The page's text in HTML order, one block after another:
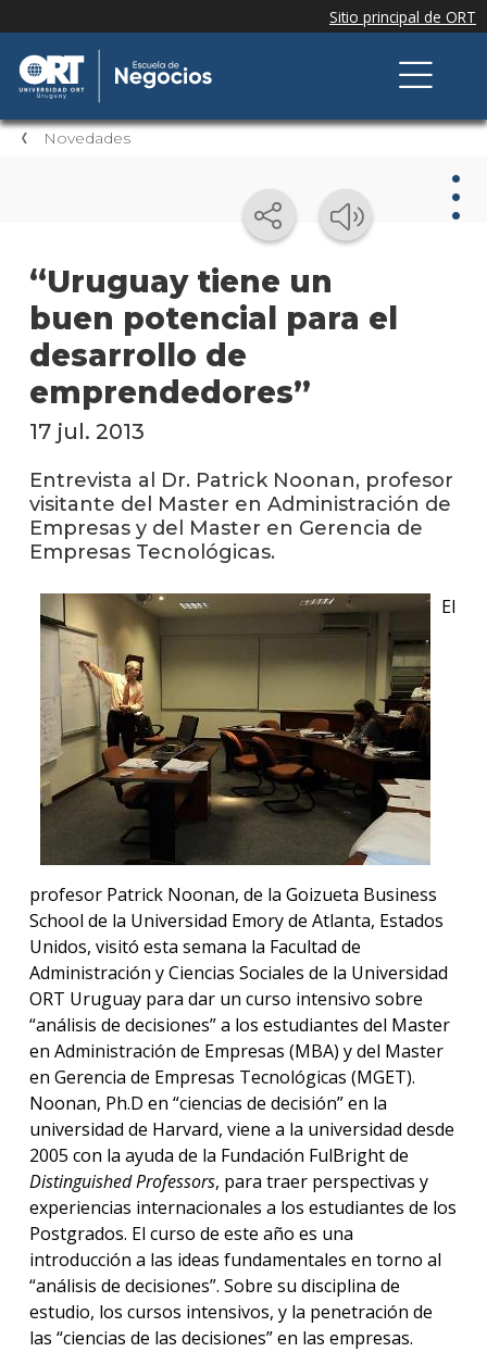
Novedades
“Uruguay tiene un
buen potencial para el
desarrollo de
emprendedores”
17 jul. 2013
Entrevista al Dr. Patrick Noonan, profesor
visitante del Master en Administración de
Empresas y del Master en Gerencia de
Empresas Tecnológicas.
El
profesor Patrick Noonan, de la Goizueta Business
School de la Universidad Emory de Atlanta, Estados
Unidos, visitó esta semana la Facultad de
Administración y Ciencias Sociales de la Universidad
ORT Uruguay para dar un curso intensivo sobre
“análisis de decisiones” a los estudiantes del Master
en Administración de Empresas (MBA) y del Master
en Gerencia de Empresas Tecnológicas (MGET).
Noonan, Ph.D en “ciencias de decisión” en la
universidad de Harvard, viene a la universidad desde
2005 con la ayuda de la Fundación FulBright de
Distinguished Professors, para traer perspectivas y
experiencias internacionales a los estudiantes de los
Postgrados. El curso de este año es una
introducción a las ideas fundamentales en torno al
“análisis de decisiones”. Sobre su disciplina de
estudio, los cursos intensivos, y la penetración de
las “ciencias de las decisiones” en las empresas.